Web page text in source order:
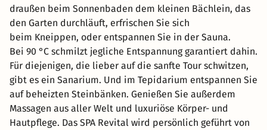
draußen beim Sonnenbaden dem kleinen Bächlein, das
den Garten durchläuft, erfrischen Sie sich
beim Kneippen, oder entspannen Sie in der Sauna.
Bei 90 °C schmilzt jegliche Entspannung garantiert dahin.
Für diejenigen, die lieber auf die sanfte Tour schwitzen,
gibt es ein Sanarium. Und im Tepidarium entspannen Sie
auf beheizten Steinbänken. Genießen Sie außerdem
Massagen aus aller Welt und luxuriöse Körper- und
Hautpflege. Das SPA Revital wird persönlich geführt von